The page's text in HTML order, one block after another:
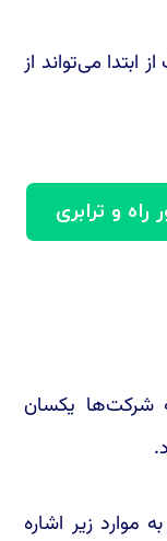
ابتدا می‌تواند از
و ترابری
شرکت‌ها یکسان
موارد زیر اشاره